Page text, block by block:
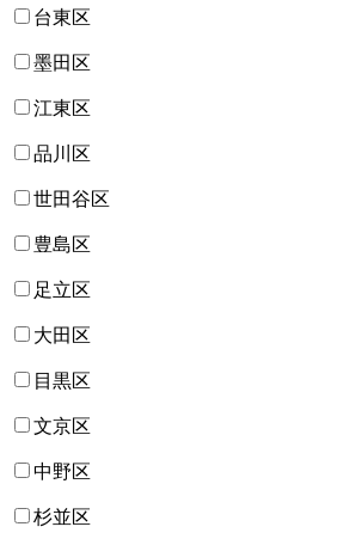
台東区
墨田区
江東区
品川区
世田谷区
豊島区
足立区
大田区
目黒区
文京区
中野区
杉並区